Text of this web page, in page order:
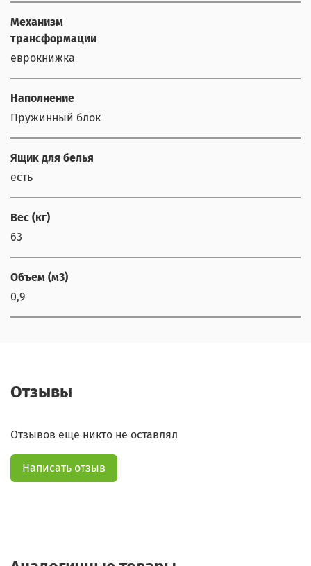
Механизм
трансформации
еврокнижка
Наполнение
Пружинный блок
Ящик для белья
есть
Вес (кг)
63
Объем (м3)
0,9
Отзывы
Отзывов еще никто не оставлял
Написать отзыв